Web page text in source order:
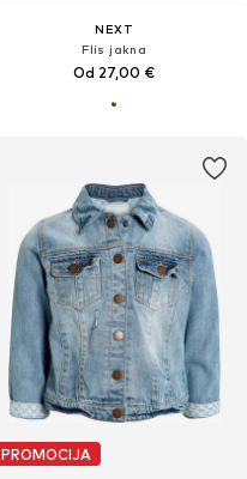
NEXT
Flis jakna
Od 27,00 €
PROMOCIJA